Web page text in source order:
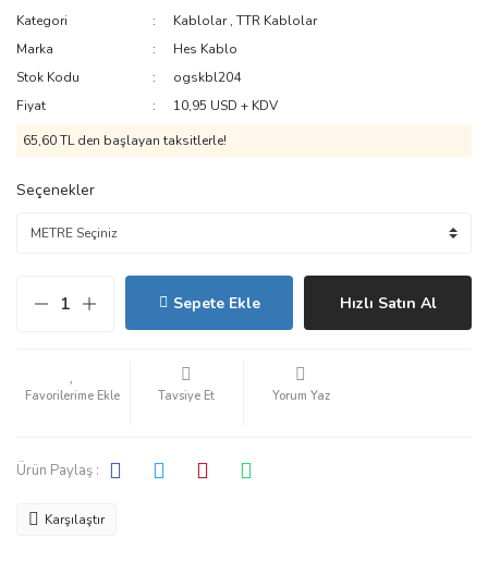
Kategori Kablolar,TTR Kablolar
Marka
Hes Kablo
Stok Kodu
ogskbl204
Fiyat
10,95 USD + KDV
65,60 TL den başlayan taksitlerle!
Seçenekler
Sepete Ekle Hızlı Satın Al
Tavsiye Et Yorum Yaz
Ürün Paylaş :
Karşılaştır